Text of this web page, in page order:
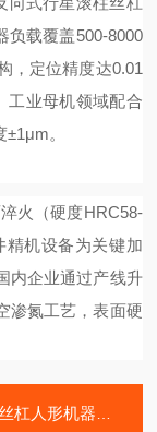
负载覆盖500-8000
，定位精度达0.01
工业母机领域配合
。
火（硬度HRC58-
精机设备为关键加
内企业通过产线升
渗氮工艺，表面硬
人直线关节活动